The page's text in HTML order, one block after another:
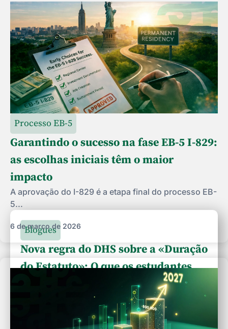
Blogues
Nova regra do DHS sobre a «Duração
do Estatuto»: O que os estudantes
com visto F-1 precisam de saber e
como isso afeta a candidatura ao
Processo EB-5
Garantindo o sucesso na fase EB-5 I-829:
as escolhas iniciais têm o maior
impacto
A aprovação do I-829 é a etapa final do processo EB-
5...
6 de março de 2026